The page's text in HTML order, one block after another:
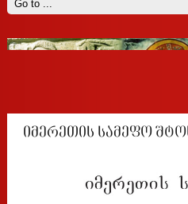
იმერეთის სამეფო